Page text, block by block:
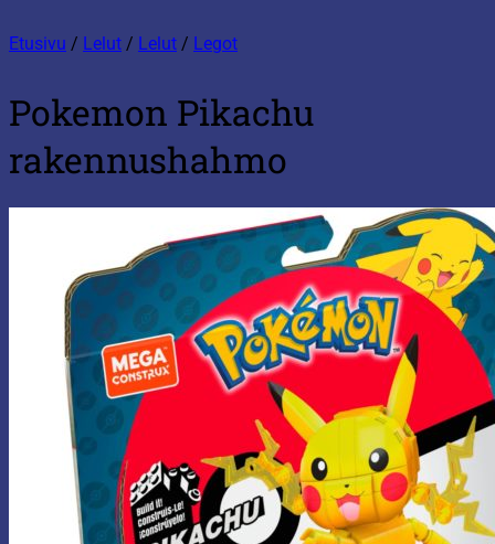
Etusivu / Lelut / Lelut / Legot
Pokemon Pikachu
rakennushahmo